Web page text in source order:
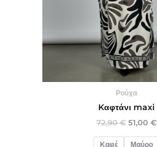
Ρούχα
Kαφτάνι maxi
72,90€ 51,00 €
Καφέ Μαύρο